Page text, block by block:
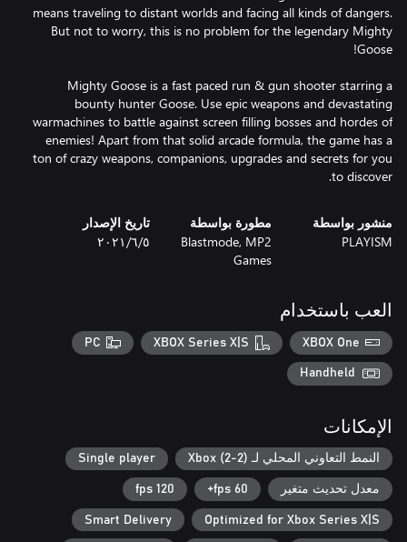
means traveling to distant worlds and facing all kinds of dangers.
But not to worry, this is no problem for the legendary Mighty
Mighty Goose is a fast paced run & gun shooter starring a
bounty hunter Goose. Use epic weapons and devastating
warmachines to battle against screen filling bosses and hordes of
enemies! Apart from that solid arcade formula, the game has a
ton of crazy weapons, companions, upgrades and secrets for you
to discover.
منشور بواسطة
PLAYISM
مطورة بواسطة
Blastmode, MP2
Games
تاريخ الإصدار
٥‏/٦‏/٢٠٢١
العب باستخدام
XBOX One
XBOX Series X|S
PC
Handheld
الإمكانات
النمط التعاوني المحلي لـ Xbox (2-2) Single player
معدل تحديث متغير 60 fps+
120 fps
Optimized for Xbox Series X|S
Smart Delivery